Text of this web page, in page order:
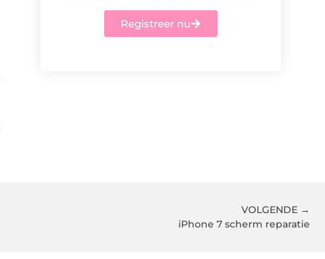
Registreer nu
VOLGENDE →
iPhone 7 scherm reparatie